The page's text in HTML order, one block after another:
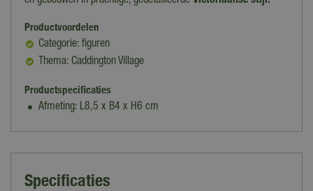
Productvoordelen
Categorie: figuren
Thema: Caddington Village
Productspecificaties
Afmeting: L8,5 x B4 x H6 cm
Specificaties